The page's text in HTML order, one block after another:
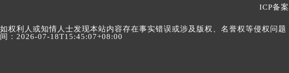
ICP备
如权利人或知情人士发现本站内容存在事实错误或涉及版权、名誉权等侵权问
间：2026-07-18T15:45:07+08:00